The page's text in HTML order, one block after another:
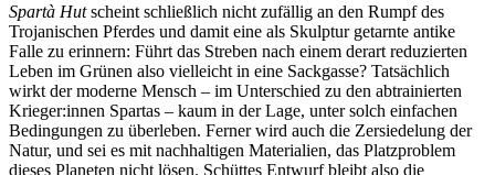
Spartà Hutscheint schließlich nicht zufällig an den Rumpf des
Trojanischen Pferdes und damit eine als Skulptur getarnte antike
Falle zu erinnern: Führt das Streben nach einem derart reduzierten
Leben im Grünen also vielleicht in eine Sackgasse? Tatsächlich
wirkt der moderne Mensch – im Unterschied zu den abtrainierten
Krieger:innen Spartas – kaum in der Lage, unter solch einfachen
Bedingungen zu überleben. Ferner wird auch die Zersiedelung der
Natur, und sei es mit nachhaltigen Materialien, das Platzproblem
dieses Planeten nicht lösen. Schüttes Entwurf bleibt also die